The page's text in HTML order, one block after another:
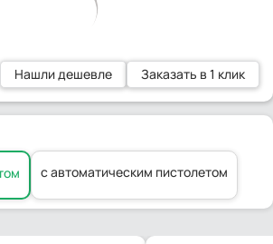
Нашли дешевле Заказать в 1 клик
с автоматическим пистолетом